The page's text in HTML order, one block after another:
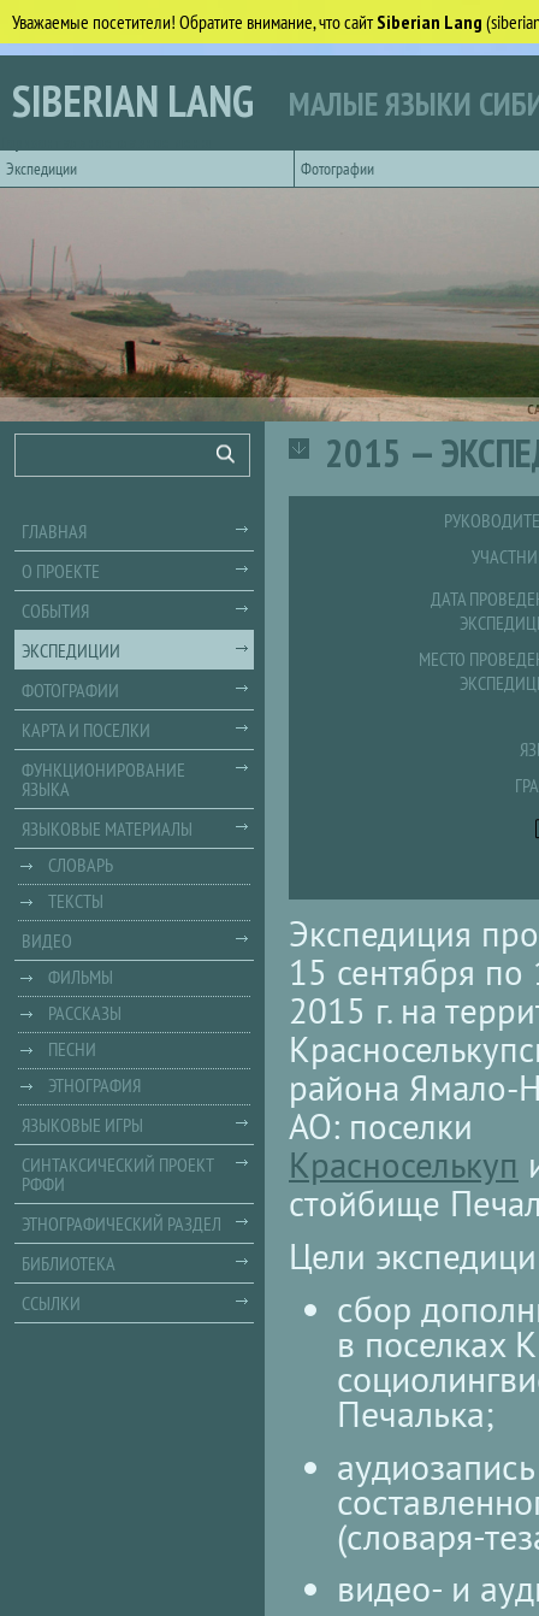
Уважаемые посетители! Обратите внимание, что сайтSiberian Lang
Перейти к основному содержанию
SIBERIAN LANG МАЛЫЕ ЯЗЫКИ
Экспедиции
Фотографии
2015 —
ДАТА
МЕСТО
Экспедиция
15 сентября по
2015 г. на
района Ямало-
АО: поселки
Красноселькуп
стойбище
Цели
сбор
в поселках
Печалька;
(словаря-
видео- и
Поиск
ГЛАВНАЯ
О ПРОЕКТЕ
СОБЫТИЯ
ЭКСПЕДИЦИИ
ФОТОГРАФИИ
КАРТА И ПОСЕЛКИ
ФУНКЦИОНИРОВАНИЕ
ЯЗЫКА
ЯЗЫКОВЫЕ МАТЕРИАЛЫ
СЛОВАРЬ
ТЕКСТЫ
ВИДЕО
ФИЛЬМЫ
РАССКАЗЫ
ПЕСНИ
ЭТНОГРАФИЯ
ЯЗЫКОВЫЕ ИГРЫ
СИНТАКСИЧЕСКИЙ ПРОЕКТ
РФФИ
ЭТНОГРАФИЧЕСКИЙ РАЗДЕЛ
БИБЛИОТЕКА
ССЫЛКИ